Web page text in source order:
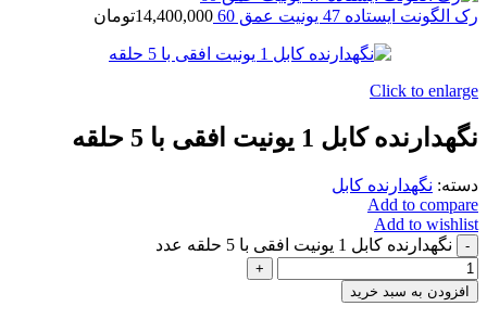
رک الگونت ایستاده 47 یونیت عمق 60 14,400,000تومان
Click to enlarge
نگهدارنده کابل 1 یونیت افقی با 5 حلقه
دسته: نگهدارنده کابل
Add to compare
Add to wishlist
نگهدارنده کابل 1 یونیت افقی با 5 حلقه عدد
افزودن به سبد خرید